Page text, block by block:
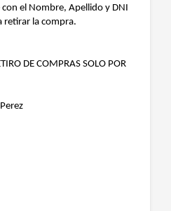
el Nombre, Apellido y DNI
retirar la compra.
DE COMPRAS SOLO POR